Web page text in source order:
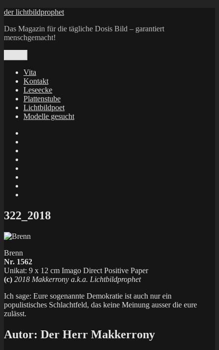
Zum
springen
der lichtbildprophet
Das Magazin für die tägliche Dosis Bild – garantiert
menschgemacht!
Vita
Kontakt
Leseecke
Plattenstube
Lichtbildpoet
Modelle gesucht
X
322_2018
Brenn
Nr. 1562
Unikat: 9 x 12 cm Imago Direct Positive Paper
(c) 2018 Makkerrony a.k.a. Lichtbildprophet
Ich sage: Eure sogenannte Demokratie ist auch nur ein
populistisches Schlachtfeld, das keine Meinung ausser die eure
zulässt.
Autor: Der Herr Makkerrony